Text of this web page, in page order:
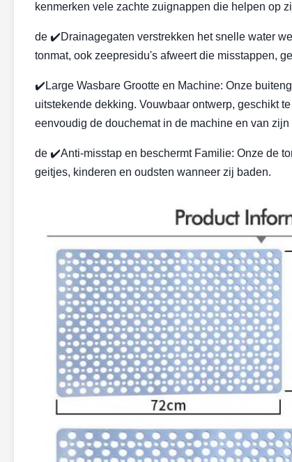
kenmerken vele zachte zuignappen die helpen op
de ✔️Drainagegaten verstrekken het snelle water
tonmat, ook zeepresidu's afweert die misstappen,
✔️Large Wasbare Grootte en Machine: Onze
uitstekende dekking. Vouwbaar ontwerp, geschikt
eenvoudig de douchemat in de machine en van
de ✔️Anti-misstap en beschermt Familie: Onze de
geitjes, kinderen en oudsten wanneer zij baden.